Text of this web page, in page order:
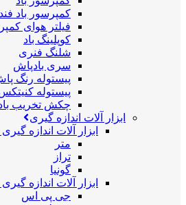
کمپرسور باد
فیلتر هوای
کوپلینگ باد
شلنگ فنری
سری بادپاش
پیستوله رنگ
پیستوله
چکش تخریب
ابزار آلات اندازه گیری
ابزار آلات اندازه
متر
تراز
گونیا
ابزار آلات اندازه
جی پی اس